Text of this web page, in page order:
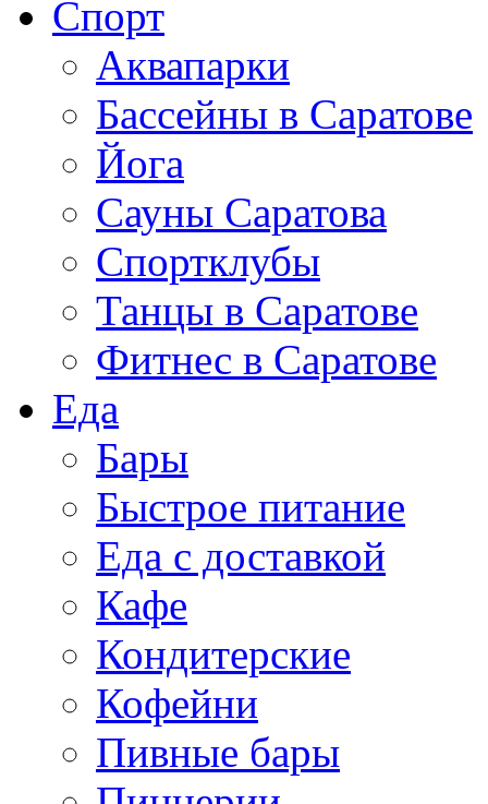
Спорт
Аквапарки
Бассейны в Саратове
Йога
Сауны Саратова
Спортклубы
Танцы в Саратове
Фитнес в Саратове
Еда
Бары
Быстрое питание
Еда с доставкой
Кафе
Кондитерские
Кофейни
Пивные бары